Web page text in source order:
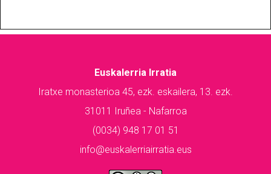
Euskalerria Irratia
Iratxe monasterioa 45, ezk. eskailera, 13. ezk.
31011 Iruñea - Nafarroa
(0034) 948 17 01 51
info@euskalerriairratia.eus